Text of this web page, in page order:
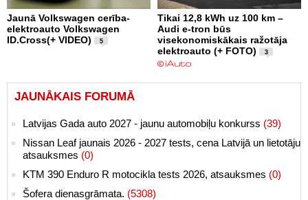
Jaunā Volkswagen cerība-
elektroauto Volkswagen
ID.Cross(+ VIDEO)
5
Tikai 12,8 kWh uz 100 km –
Audi e-tron būs
visekonomiskākais ražotāja
elektroauto (+ FOTO)
3
JAUNĀKAIS FORUMĀ
Latvijas Gada auto 2027 - jaunu automobiļu konkurss (39)
Nissan Leaf jaunais 2026 - 2027 tests, cena Latvijā un lietotāju
atsauksmes (0)
KTM 390 Enduro R motocikla tests 2026, atsauksmes (0)
Šofera dienasgrāmata. (5308)